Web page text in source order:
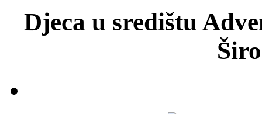
Djeca u središtu